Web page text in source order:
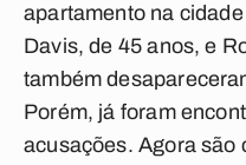
apartamento na
Davis, de 45 anos, e
também
Porém, já foram
acusações. Agora são